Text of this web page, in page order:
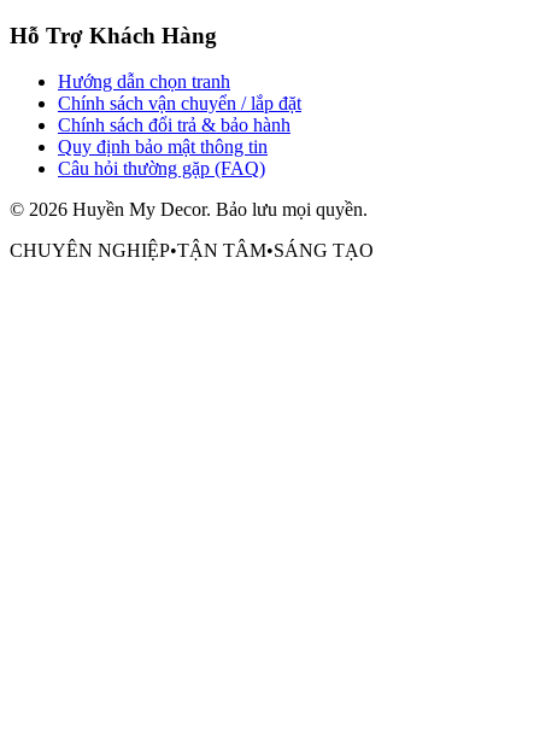
Hỗ Trợ Khách Hàng
Hướng dẫn chọn tranh
Chính sách vận chuyển / lắp đặt
Chính sách đổi trả & bảo hành
Quy định bảo mật thông tin
Câu hỏi thường gặp (FAQ)
© 2026 Huyền My Decor. Bảo lưu mọi quyền.
CHUYÊN NGHIỆP•TẬN TÂM•SÁNG TẠO